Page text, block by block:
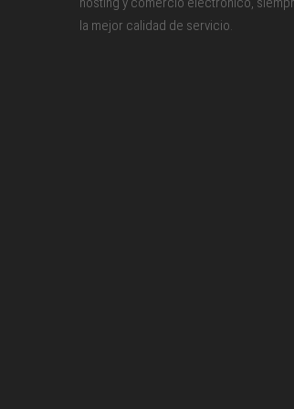
la mejor calidad de servicio.